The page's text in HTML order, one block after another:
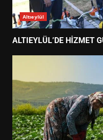
Altıeylül
ALTIEYLÜL’DE HİZMET